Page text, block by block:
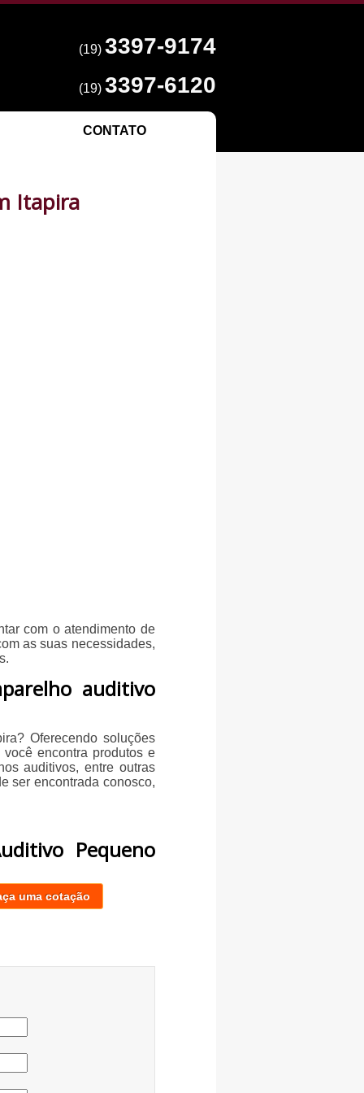
(19) 3397-9174
(19) 3397-6120
CONTATO
Itapira
com o atendimento de
as suas necessidades,
auditivo
Oferecendo soluções
encontra produtos e
auditivos, entre outras
ser encontrada conosco,
Pequeno
uma cotação